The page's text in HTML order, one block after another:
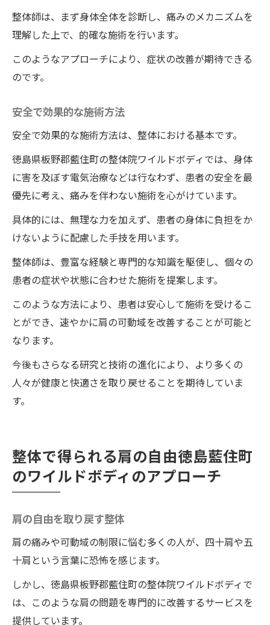
整体師は、まず身体全体を診断し、痛みのメカニズムを
理解した上で、的確な施術を行います。
このようなアプローチにより、症状の改善が期待できる
のです。
安全で効果的な施術方法
安全で効果的な施術方法は、整体における基本です。
徳島県板野郡藍住町の整体院ワイルドボディでは、身体
に害を及ぼす電気治療などは行なわず、患者の安全を最
優先に考え、痛みを伴わない施術を心がけています。
具体的には、無理な力を加えず、患者の身体に負担をか
けないように配慮した手技を用います。
整体師は、豊富な経験と専門的な知識を駆使し、個々の
患者の症状や状態に合わせた施術を提案します。
このような方法により、患者は安心して施術を受けるこ
とができ、速やかに肩の可動域を改善することが可能と
なります。
今後もさらなる研究と技術の進化により、より多くの
人々が健康と快適さを取り戻せることを期待していま
す。
整体で得られる肩の自由徳島藍住町
のワイルドボディのアプローチ
肩の自由を取り戻す整体
肩の痛みや可動域の制限に悩む多くの人が、四十肩や五
十肩という言葉に恐怖を感じます。
しかし、徳島県板野郡藍住町の整体院ワイルドボディで
は、このような肩の問題を専門的に改善するサービスを
提供しています。